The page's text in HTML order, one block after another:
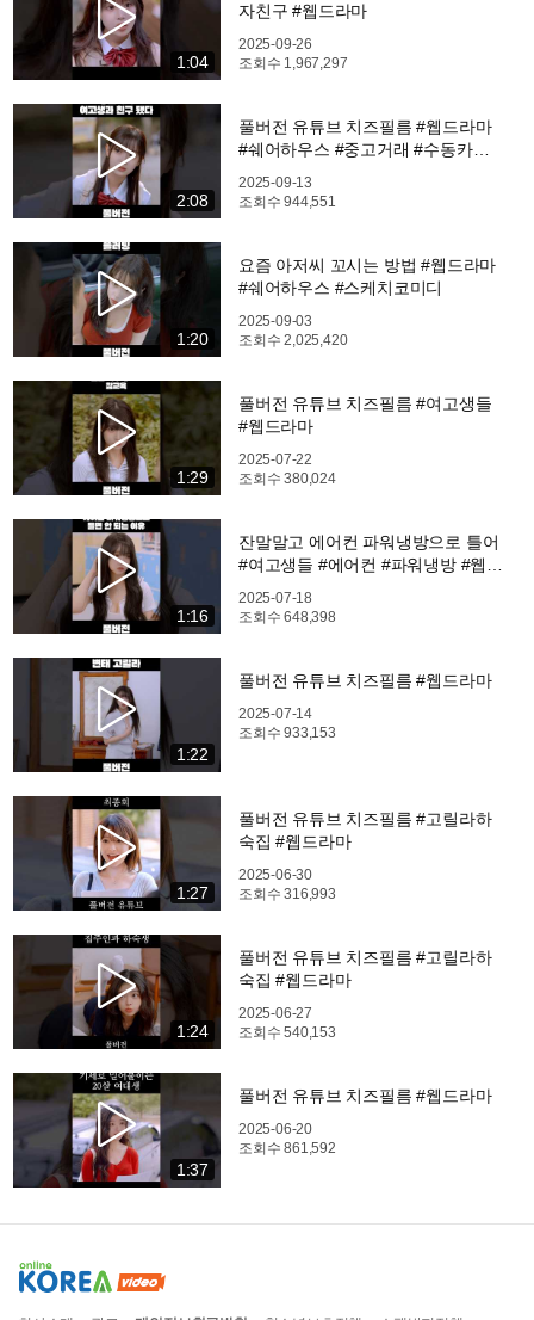
1:04
자친구 #웹드라마
2025-09-26
조회수 1,967,297
2:08
풀버전 유튜브 치즈필름 #웹드라마
#쉐어하우스 #중고거래 #수동카메
2025-09-13
조회수944,551
1:20
요즘 아저씨 꼬시는 방법 #웹드라마
#쉐어하우스 #스케치코미디
2025-09-03
조회수2,025,420
1:29
풀버전 유튜브 치즈필름 #여고생들
#웹드라마
2025-07-22
조회수380,024
1:16
잔말말고 에어컨 파워냉방으로 틀어
#여고생들 #에어컨 #파워냉방 #웹드
2025-07-18
조회수648,398
1:22
풀버전 유튜브 치즈필름 #웹드라마
2025-07-14
조회수933,153
1:27
풀버전 유튜브 치즈필름 #고릴라하
숙집 #웹드라마
2025-06-30
조회수316,993
1:24
풀버전 유튜브 치즈필름 #고릴라하
숙집 #웹드라마
2025-06-27
조회수540,153
1:37
풀버전 유튜브 치즈필름 #웹드라마
2025-06-20
조회수861,592